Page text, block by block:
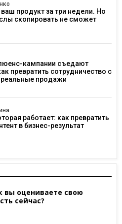
ваш продукт за три недели. Но
скопировать не сможет
кампании съедают
превратить сотрудничество с
реальные продажи
работает: как превратить
в бизнес-результат
вы оцениваете свою
сейчас?